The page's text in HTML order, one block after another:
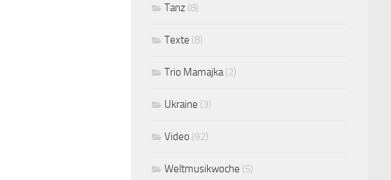
Tanz (8)
Texte (8)
Trio Mamajka (2)
Ukraine (3)
Video (92)
Weltmusikwoche (5)